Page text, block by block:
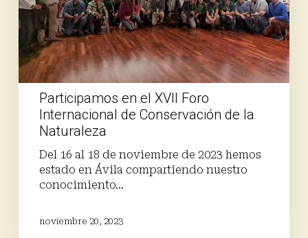
de
la
Naturaleza
Participamos en el XVII Foro
Internacional de Conservación de la
Naturaleza
Del 16 al 18 de noviembre de 2023 hemos
estado en Ávila compartiendo nuestro
conocimiento…
noviembre 20, 2023